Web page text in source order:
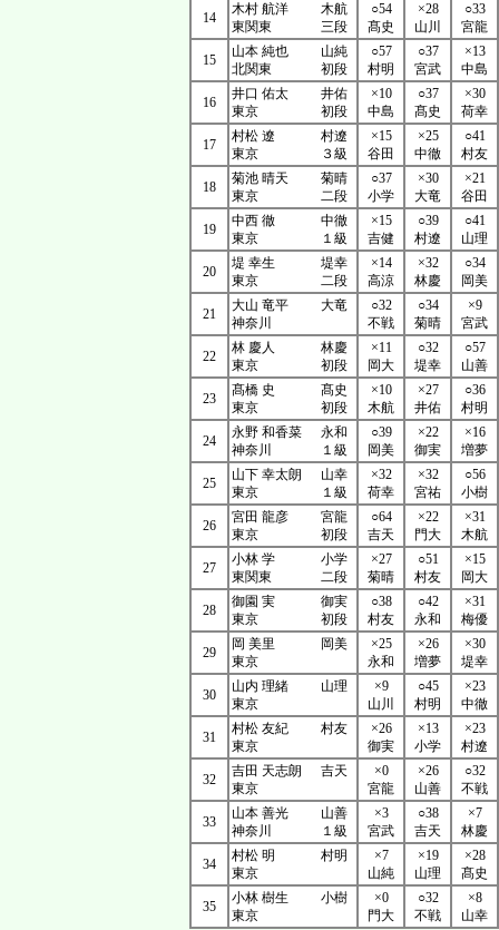
14
木村 航洋
東関東
木航
三段
○54
髙史
×28
山川
○33
宮龍
15
山本 純也
北関東
山純
初段
○57
村明
○37
宮武
×13
中島
16
井口 佑太
東京
井佑
初段
×10
中島
○37
髙史
×30
荷幸
17
村松 遼
東京
村遼
３級
×15
谷田
×25
中徹
○41
村友
18
菊池 晴天
東京
菊晴
二段
○37
小学
×30
大竜
×21
谷田
19
中西 徹
東京
中徹
１級
×15
吉健
○39
村遼
○41
山理
20
堤 幸生
東京
堤幸
二段
×14
高涼
×32
林慶
○34
岡美
21
大山 竜平
神奈川
大竜
○32
不戦
○34
菊晴
×9
宮武
22
林 慶人
東京
林慶
初段
×11
岡大
○32
堤幸
○57
山善
23
髙橋 史
東京
髙史
初段
×10
木航
×27
井佑
○36
村明
24
永野 和香菜
神奈川
永和
１級
○39
岡美
×22
御実
×16
増夢
25
山下 幸太朗
東京
山幸
１級
×32
荷幸
×32
宮祐
○56
小樹
26
宮田 龍彦
東京
宮龍
初段
○64
吉天
×22
門大
×31
木航
27
小林 学
東関東
小学
二段
×27
菊晴
○51
村友
×15
岡大
28
御園 実
東京
御実
初段
○38
村友
○42
永和
×31
梅優
29
岡 美里
東京
岡美
×25
永和
×26
増夢
×30
堤幸
30
山内 理緒
東京
山理
×9
山川
○45
村明
×23
中徹
31
村松 友紀
東京
村友
×26
御実
×13
小学
×23
村遼
32
吉田 天志朗
東京
吉天
×0
宮龍
×26
山善
○32
不戦
33
山本 善光
神奈川
山善
１級
×3
宮武
○38
吉天
×7
林慶
34
村松 明
東京
村明
×7
山純
×19
山理
×28
髙史
35
小林 樹生
東京
小樹
×0
門大
○32
不戦
×8
山幸